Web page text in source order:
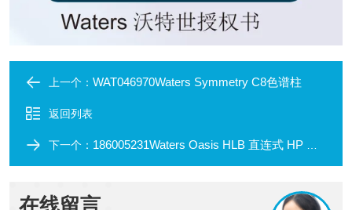
上一个： WAT046970Waters Symmetry C8色谱柱
返回列表
下一个： 186005231Waters Oasis HLB 直连式 HP 色谱柱